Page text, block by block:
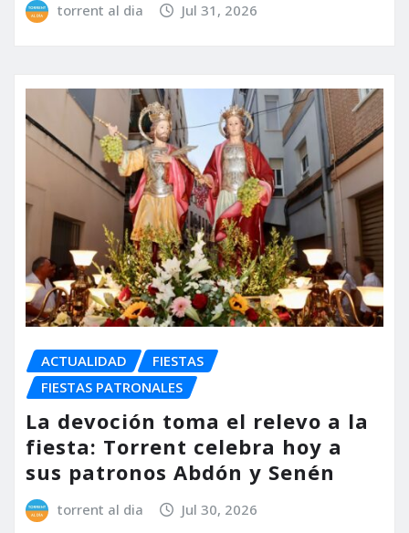
torrent al dia Jul 31, 2026
ACTUALIDAD
FIESTAS
FIESTAS PATRONALES
La devoción toma el relevo a la
fiesta: Torrent celebra hoy a
sus patronos Abdón y Senén
torrent al dia Jul 30, 2026